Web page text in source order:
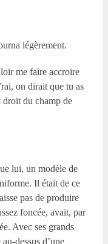
légèrement.
me faire accroire
on dirait que tu as
droit du champ de
lui, un modèle de
Il était de ce
pas de produire
foncée, avait, par
Avec ses grands
dessus d’une